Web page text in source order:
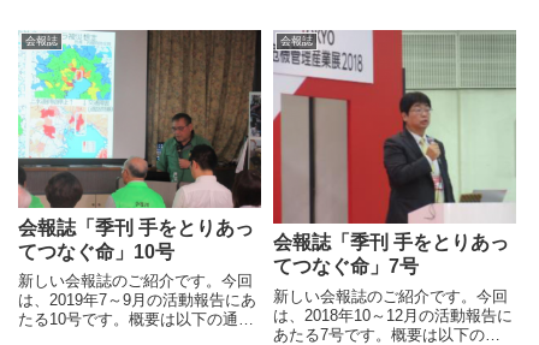
会報誌
会報誌「季刊 手をとりあっ
てつなぐ命」10号
新しい会報誌のご紹介です。今回
は、2019年7～9月の活動報告にあ
たる10号です。概要は以下の通
会報誌
会報誌「季刊 手をとりあっ
てつなぐ命」7号
新しい会報誌のご紹介です。今回
は、2018年10～12月の活動報告に
あたる7号です。概要は以下の通